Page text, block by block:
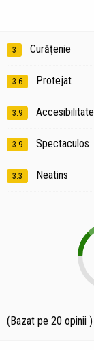
3 Curățenie
3.6 Protejat
3.9 Accesibilitate
3.9 Spectaculos
3.3 Neatins
(Bazat pe 20 opinii )